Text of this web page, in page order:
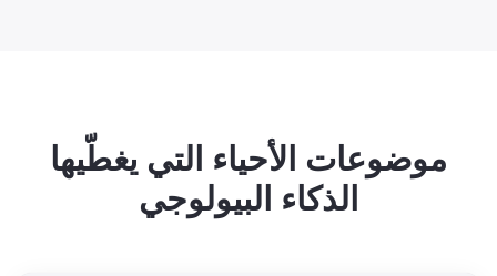
موضوعات الأحياء التي يغطّيها
الذكاء البيولوجي